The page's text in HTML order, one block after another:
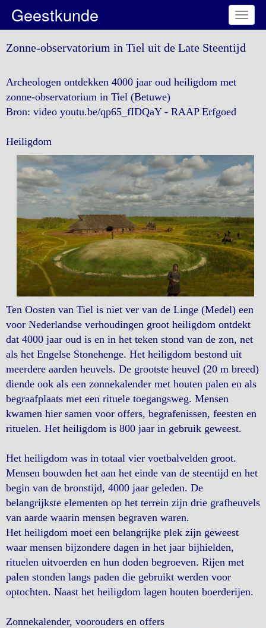
Toggle
Geestkunde
Zonne-observatorium in Tiel uit de Late Steentijd
Archeologen ontdekken 4000 jaar oud heiligdom met
zonne-observatorium in Tiel (Betuwe)
Bron: video youtu.be/qp65_fIDQaY - RAAP Erfgoed
Heiligdom
Ten Oosten van Tiel is niet ver van de Linge (Medel) een
voor Nederlandse verhoudingen groot heiligdom ontdekt
dat 4000 jaar oud is en in het teken stond van de zon, net
als het Engelse Stonehenge. Het heiligdom bestond uit
meerdere aarden heuvels. De grootste heuvel (20 m breed)
diende ook als een zonnekalender met houten palen en als
begraafplaats met een rituele toegangsweg. Mensen
kwamen hier samen voor offers, begrafenissen, feesten en
rituelen. Het heiligdom is 800 jaar in gebruik geweest.
Het heiligdom was in totaal vier voetbalvelden groot.
Mensen bouwden het aan het einde van de steentijd en het
begin van de bronstijd, 4000 jaar geleden. De
belangrijkste elementen op het terrein zijn drie grafheuvels
van aarde waarin mensen begraven waren.
Het heiligdom moet een belangrijke plek zijn geweest
waar mensen bijzondere dagen in het jaar bijhielden,
rituelen uitvoerden en hun doden begroeven. Rijen met
palen stonden langs paden die gebruikt werden voor
optochten. Naast het heiligdom lagen houten boerderijen.
Zonnekalender, voorouders en offers